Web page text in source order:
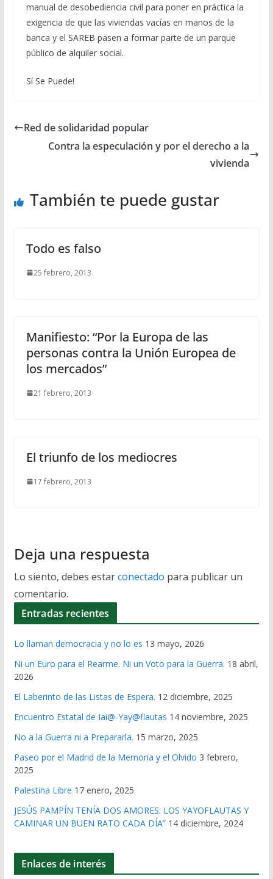
manual de desobediencia civil para poner en práctica la
exigencia de que las viviendas vacías en manos de la
banca y el SAREB pasen a formar parte de un parque
público de alquiler social.
Sí Se Puede!
Red de solidaridad popular
Contra la especulación y por el derecho a la
vivienda
También te puede gustar
Todo es falso
25 febrero, 2013
Manifiesto: “Por la Europa de las
personas contra la Unión Europea de
los mercados”
21 febrero, 2013
El triunfo de los mediocres
17 febrero, 2013
Deja una respuesta
Lo siento, debes estarconectado para publicar un
comentario.
Entradas recientes
Lo llaman democracia y no lo es 13 mayo, 2026
Ni un Euro para el Rearme. Ni un Voto para la Guerra. 18 abril,
2026
El Laberinto de las Listas de Espera. 12 diciembre, 2025
Encuentro Estatal de Iai@-Yay@flautas 14 noviembre, 2025
No a la Guerra ni a Prepararla. 15 marzo, 2025
Paseo por el Madrid de la Memoria y el Olvido 3 febrero,
2025
Palestina Libre 17 enero, 2025
JESÚS PAMPÍN TENÍA DOS AMORES: LOS YAYOFLAUTAS Y
CAMINAR UN BUEN RATO CADA DÍA” 14 diciembre, 2024
Enlaces de interés